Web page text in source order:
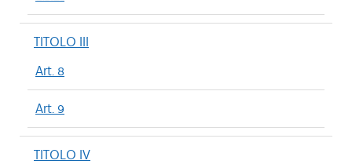
TITOLO III
Art. 8
Art. 9
TITOLO IV